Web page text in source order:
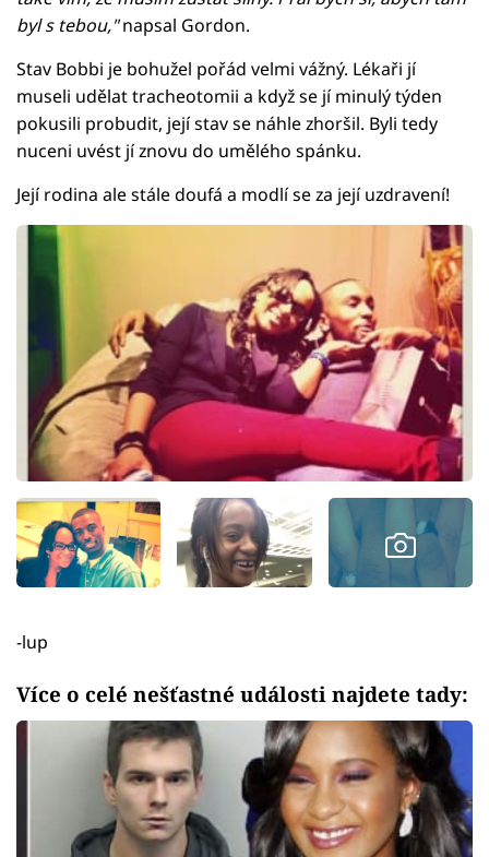
byl s tebou,"napsal Gordon.
Stav Bobbi je bohužel pořád velmi vážný. Lékaři jí
museli udělat tracheotomii a když se jí minulý týden
pokusili probudit, její stav se náhle zhoršil. Byli tedy
nuceni uvést jí znovu do umělého spánku.
Její rodina ale stále doufá a modlí se za její uzdravení!
-lup
Více o celé nešťastné události najdete tady: